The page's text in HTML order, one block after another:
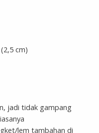
cm)
jadi tidak gampang
lem tambahan di